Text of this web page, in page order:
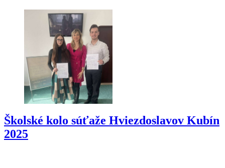
Školské kolo súťaže Hviezdoslavov Kubín
2025